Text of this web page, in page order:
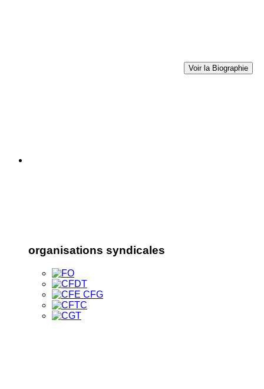
Voir la Biographie
organisations syndicales